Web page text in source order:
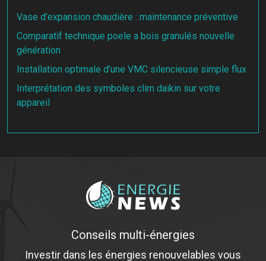
Vase d’expansion chaudière : maintenance préventive
Comparatif technique poele a bois granulés nouvelle
génération
Installation optimale d’une VMC silencieuse simple flux
Interprétation des symboles clim daikin sur votre
appareil
Conseils multi-énergies
Investir dans les énergies renouvelables vous